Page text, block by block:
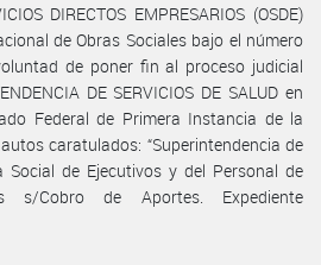
DIRECTOS EMPRESARIOS (OSDE)
de Obras Sociales bajo el número
de poner fin al proceso judicial
DE SERVICIOS DE SALUD en
Federal de Primera Instancia de la
caratulados: “Superintendencia de
Social de Ejecutivos y del Personal de
s/Cobro de Aportes. Expediente